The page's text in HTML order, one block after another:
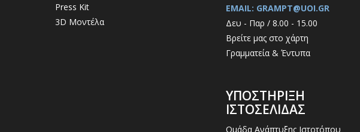
Press Kit
3D Μοντέλα
EMAIL: GRAMPT@UOI.GR
Δευ - Παρ / 8.00 - 15.00
Βρείτε μας στο χάρτη
Γραμματεία & Έντυπα
ΥΠΟΣΤΗΡΙΞΗ
ΙΣΤΟΣΕΛΙΔΑΣ
Ομάδα Ανάπτυξης Ιστοτόπου